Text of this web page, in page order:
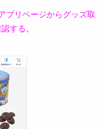
プリページからグッズ取
する。